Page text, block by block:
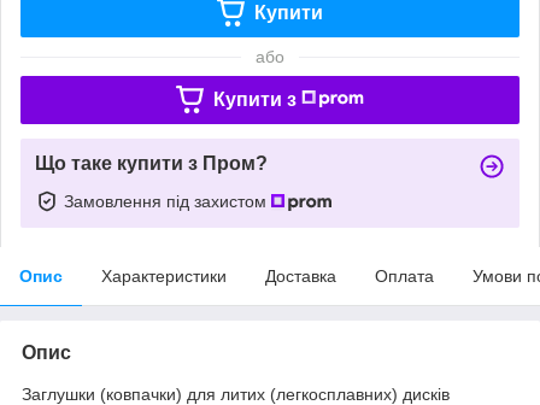
Купити
або
Купити з
Що таке купити з Пром?
Замовлення під захистом
Опис Характеристики Доставка Оплата Умови
Опис
Заглушки (ковпачки) для литих (легкосплавних) дисків